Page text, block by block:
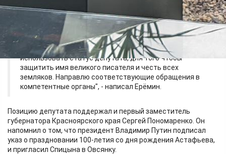
всей нации.
"Подобные "историки", бросающие тень на наследие
великих людей, не заслуживают ничего, кроме
презрения. Со многими уже успел переговорить по
этому грязному инциденту. Не скрою: да, я намерен
использовать статус депутата, для того чтобы
защитить имя великого писателя и честь всех
земляков. Направлю соответствующие обращения в
компетентные органы", - написал Ерёмин.
Позицию депутата поддержал и первый заместитель
губернатора Красноярского края Сергей Пономаренко. Он
напомнил о том, что президент Владимир Путин подписал
указ о праздновании 100-летия со дня рождения Астафьева,
и пригласил Спицына в Овсянку.